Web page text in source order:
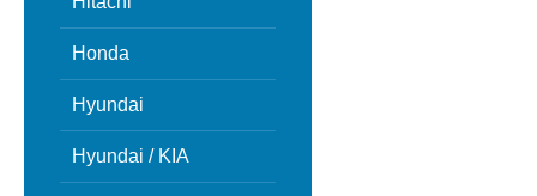
Honda
Hyundai
Hyundai / KIA